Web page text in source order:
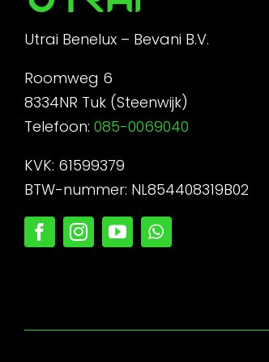
Utrai Benelux – Bevani B.V.
Roomweg 6
8334NR Tuk (Steenwijk)
Telefoon: 085-0069040
KVK: 61599379
BTW-nummer: NL854408319B02